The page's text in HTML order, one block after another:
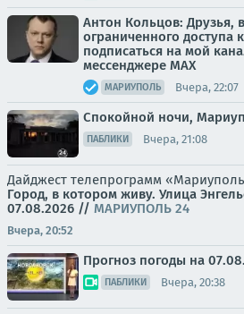
Антон Кольцов: Друзья,
ограниченного доступа
подписаться на мой
мессенджере МАХ
МАРИУПОЛЬ Вчера, 22:07
Спокойной ночи,
ПАБЛИКИ Вчера, 21:08
Дайджест телепрограмм «Мариуполь
Город, в котором живу. Улица
07.08.2026 // МАРИУПОЛЬ 24
Вчера, 20:52
Прогноз погоды на
ПАБЛИКИ Вчера, 20:38